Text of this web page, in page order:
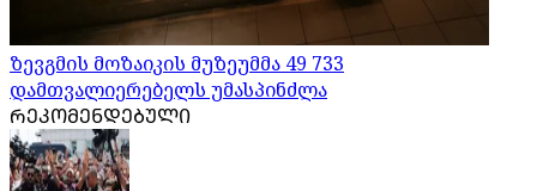
ზევგმის მოზაიკის მუზეუმმა 49 733
დამთვალიერებელს უმასპინძლა
ᲠᲔᲙᲝᲛᲔᲜᲓᲔᲑᲣᲚᲘ